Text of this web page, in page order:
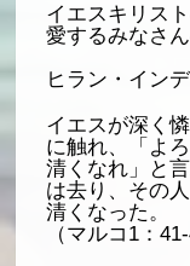
イエスキリス
愛するみなさ
ヒラン・イン
イエスが深く
に触れ、「よろ
清くなれ」と
は去り、その
清く
（マルコ1：41-